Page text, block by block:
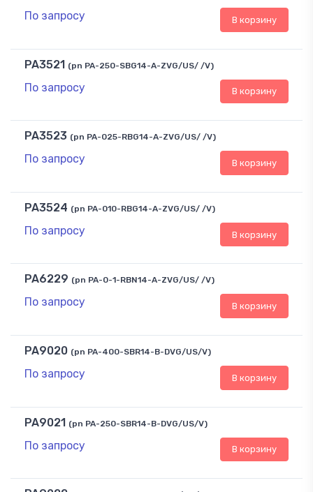
По запросу В корзину
PA3521 (pn PA-250-SBG14-A-ZVG/US/ /V)
По запросу В корзину
PA3523 (pn PA-025-RBG14-A-ZVG/US/ /V)
По запросу В корзину
PA3524 (pn PA-010-RBG14-A-ZVG/US/ /V)
По запросу В корзину
PA6229 (pn PA-0-1-RBN14-A-ZVG/US/ /V)
По запросу В корзину
PA9020 (pn PA-400-SBR14-B-DVG/US/V)
По запросу В корзину
PA9021 (pn PA-250-SBR14-B-DVG/US/V)
По запросу В корзину